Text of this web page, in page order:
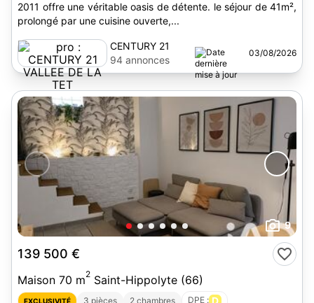
2011 offre une véritable oasis de détente. le séjour de 41m²,
prolongé par une cuisine ouverte,...
CENTURY 21
VALLEE DE LA
TET
94 annonces
03/08/2026
9
139 500 €
Maison 70 m2 Saint-Hippolyte (66)
EXCLUSIVITÉ 3 pièces 2 chambres DPE : D